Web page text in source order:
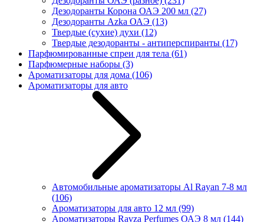
Дезодоранты Корона ОАЭ 200 мл (27)
Дезодоранты Azka ОАЭ (13)
Твердые (сухие) духи (12)
Твердые дезодоранты - антиперспиранты (17)
Парфюмированные спреи для тела (61)
Парфюмерные наборы (3)
Ароматизаторы для дома (106)
Ароматизаторы для авто
Автомобильные ароматизаторы Al Rayan 7-8 мл
(106)
Ароматизаторы для авто 12 мл (99)
Ароматизаторы Ravza Perfumes ОАЭ 8 мл (144)